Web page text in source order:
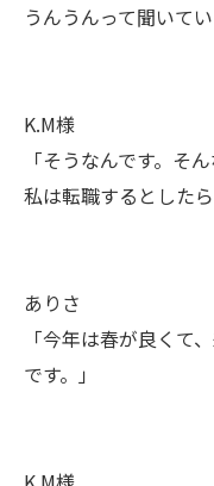
うんうんって聞いて
K.M様
「そうなんです。そ
私は転職するとした
ありさ
「今年は春が良くて
です。」